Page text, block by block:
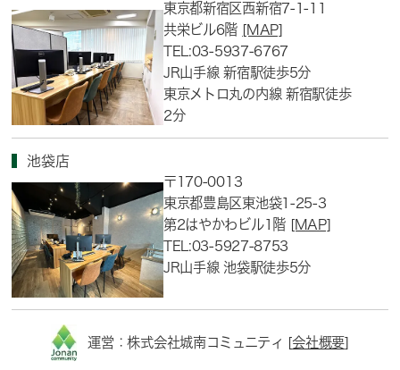
東京都新宿区西新宿7-1-11
共栄ビル6階 [MAP]
TEL:03-5937-6767
JR山手線 新宿駅徒歩5分
東京メトロ丸の内線 新宿駅徒歩
2分
池袋店
〒170-0013
東京都豊島区東池袋1-25-3
第2はやかわビル1階 [MAP]
TEL:03-5927-8753
JR山手線 池袋駅徒歩5分
運営：株式会社城南コミュニティ [会社概要]